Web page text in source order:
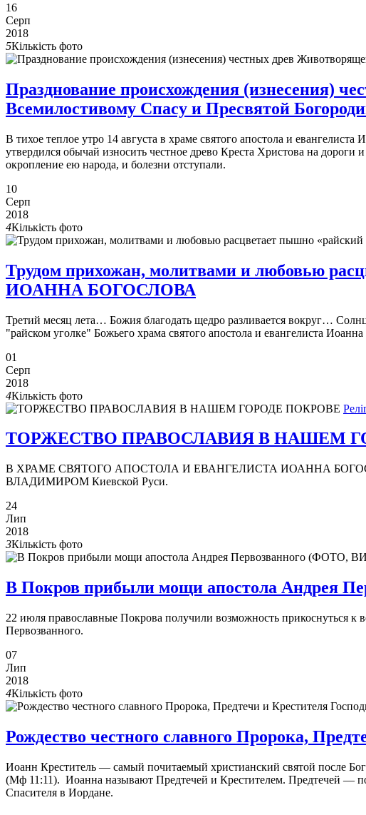
16
Серп
2018
5Кількість фото
Празднование происхождения (изнесения)
Всемилостивому Спасу и Пресвятой
В тихое теплое утро 14 августа в храме святого апостола и
утвердился обычай износить честное древо Креста Христова на
окропление ею народа, и болезни отступали.
10
Серп
2018
4Кількість фото
Трудом прихожан, молитвами и любовью
ИОАННА БОГОСЛОВА
Третий месяц лета… Божия благодать щедро разливается вокруг…
"райском уголке" Божьего храма святого апостола и евангелиста
01
Серп
2018
4Кількість фото
ТОРЖЕСТВО ПРАВОСЛАВИЯ В НАШЕМ
В ХРАМЕ СВЯТОГО АПОСТОЛА И ЕВАНГЕЛИСТА ИОАННА
ВЛАДИМИРОМ Киевской Руси.
24
Лип
2018
3Кількість фото
В Покров прибыли мощи апостола Андрея
22 июля православные Покрова получили возможность прикоснуться
Первозванного.
07
Лип
2018
4Кількість фото
Рождество честного славного Пророка,
Иоанн Креститель — самый почитаемый христианский святой после
(Мф 11:11). Иоанна называют Предтечей и Крестителем. Предтечей —
Спасителя в Иордане.